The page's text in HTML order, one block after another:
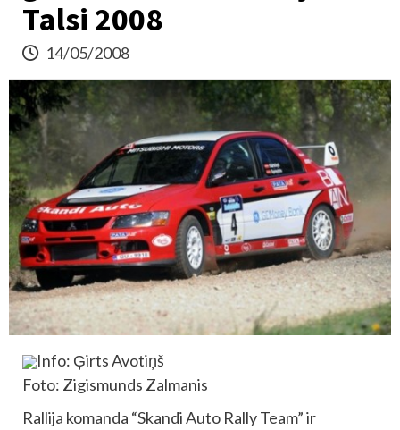
Talsi 2008
14/05/2008
Info: Ģirts Avotiņš
Foto: Zigismunds Zalmanis
Rallija komanda “Skandi Auto Rally Team” ir